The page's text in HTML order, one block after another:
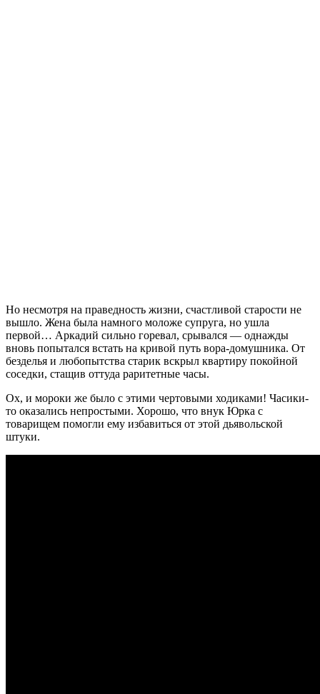
Но несмотря на праведность жизни, счастливой старости не
вышло. Жена была намного моложе супруга, но ушла
первой… Аркадий сильно горевал, срывался — однажды
вновь попытался встать на кривой путь вора-домушника. От
безделья и любопытства старик вскрыл квартиру покойной
соседки, стащив оттуда раритетные часы.
Ох, и мороки же было с этими чертовыми ходиками! Часики-
то оказались непростыми. Хорошо, что внук Юрка с
товарищем помогли ему избавиться от этой дьявольской
штуки.